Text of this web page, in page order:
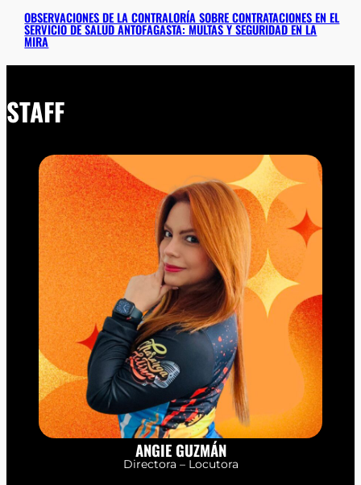
OBSERVACIONES DE LA CONTRALORÍA SOBRE CONTRATACIONES EN EL
SERVICIO DE SALUD ANTOFAGASTA: MULTAS Y SEGURIDAD EN LA
MIRA
STAFF
ANGIE GUZMÁN
Directora – Locutora